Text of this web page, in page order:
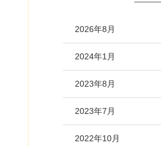
2026年8月
2024年1月
2023年8月
2023年7月
2022年10月